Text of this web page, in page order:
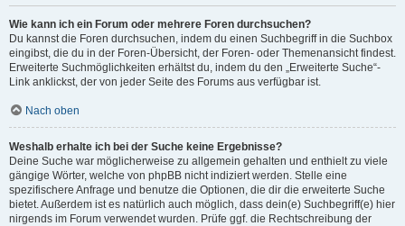
Wie kann ich ein Forum oder mehrere Foren durchsuchen?
Du kannst die Foren durchsuchen, indem du einen Suchbegriff in die Suchbox
eingibst, die du in der Foren-Übersicht, der Foren- oder Themenansicht findest.
Erweiterte Suchmöglichkeiten erhältst du, indem du den „Erweiterte Suche“-
Link anklickst, der von jeder Seite des Forums aus verfügbar ist.
Nach oben
Weshalb erhalte ich bei der Suche keine Ergebnisse?
Deine Suche war möglicherweise zu allgemein gehalten und enthielt zu viele
gängige Wörter, welche von phpBB nicht indiziert werden. Stelle eine
spezifischere Anfrage und benutze die Optionen, die dir die erweiterte Suche
bietet. Außerdem ist es natürlich auch möglich, dass dein(e) Suchbegriff(e) hier
nirgends im Forum verwendet wurden. Prüfe ggf. die Rechtschreibung der